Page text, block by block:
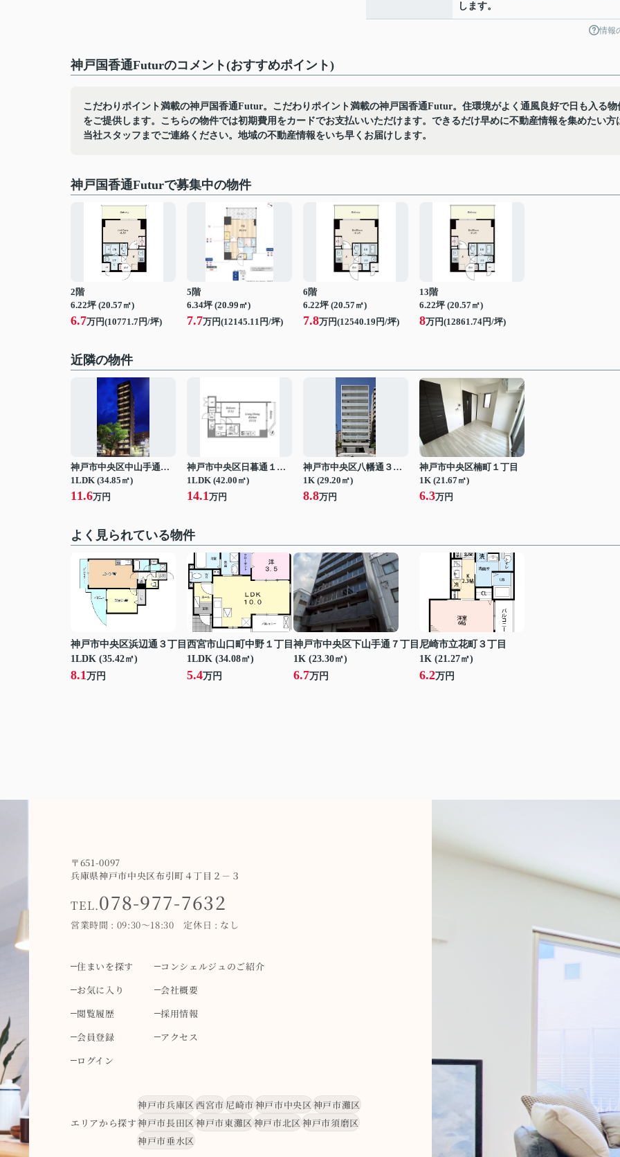
します。
情報
神戸国香通Futurのコメント(おすすめポイント)
こだわりポイント満載の神戸国香通Futur。こだわりポイント満載の神戸国香通Futur。住環境がよく通風良好で日も入る物
をご提供します。こちらの物件では初期費用をカードでお支払いいただけます。できるだけ早めに不動産情報を集めたい方
当社スタッフまでご連絡ください。地域の不動産情報をいち早くお届けします。
神戸国香通Futurで募集中の物件
2階
6.22坪 (20.57㎡)
6.7万円(10771.7円/坪)
5階
6.34坪 (20.99㎡)
7.7万円(12145.11円/坪)
6階
6.22坪 (20.57㎡)
7.8万円(12540.19円/坪)
13階
6.22坪 (20.57㎡)
8万円(12861.74円/坪)
近隣の物件
神戸市中央区中山手通２丁目
1LDK (34.85㎡)
11.6万円
神戸市中央区日暮通１丁目
1LDK (42.00㎡)
14.1万円
神戸市中央区八幡通３丁目
1K (29.20㎡)
8.8万円
神戸市中央区楠町１丁目
1K (21.67㎡)
6.3万円
よく見られている物件
神戸市中央区浜辺通３丁目
1LDK (35.42㎡)
8.1万円
西宮市山口町中野１丁目
1LDK (34.08㎡)
5.4万円
神戸市中央区下山手通７丁目
1K (23.30㎡)
6.7万円
尼崎市立花町３丁目
1K (21.27㎡)
6.2万円
〒651-0097
兵庫県神戸市中央区布引町４丁目２－３
TEL.078-977-7632
営業時間 : 09:30～18:30 定休日 : なし
住まいを探す
コンシェルジュのご紹介
お気に入り
会社概要
閲覧履歴
採用情報
会員登録
アクセス
ログイン
エリアから探す
神戸市兵庫区 西宮市 尼崎市 神戸市中央区神戸市灘区
神戸市長田区 神戸市東灘区 神戸市北区 神戸市須磨区
神戸市垂水区